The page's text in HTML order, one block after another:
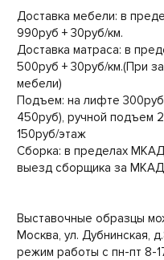
Доставка мебели: в
990руб + 30руб/км.
Доставка матраса: в
500руб + 30руб/км.(При
мебели)
Подъем: на лифте
450руб), ручной подъем
150руб/этаж
Сборка: в пределах МКАД
выезд сборщика за МКАД
Выставочные образцы
Москва, ул. Дубнинская,
режим работы с пн-пт 8-